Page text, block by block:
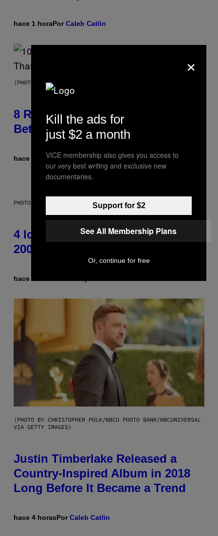
hace 1 horaPorCaleb Catlin
(PHOTO BY EBET ROBERTS/REDFERNS)
8 R&B Covers That Might Just Be
Better Than the Originals
hace 2 horasPorCaleb Catlin
PHOTO: PETER KRAMER / GETTY IMAGES
4 Iconic MTV Shows From the
2000s You Definitely Forgot About
hace 3 horas
(PHOTO BY CHRISTOPHER POLK/NBCU PHOTO BANK/NBCUNIVERSAL
VIA GETTY IMAGES)
Justin Timberlake Released a
Country-Inspired Album in 2018
Long Before It Became a Trend
hace 4 horasPorCaleb Catlin
×
Kill the ads for
just $2 a month
VICE membership also gives you access to
our very best writing and exclusive new
documentaries.
Support for $2
See All Membership Plans
Or, continue for free